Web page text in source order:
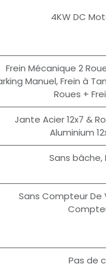
4KW DC
Frein Mécanique 2
Manuel,Frein à
Roues +
Jante Acier 12x7 &
Aluminium
Sans bâche,
Sans Compteur De
Pas de